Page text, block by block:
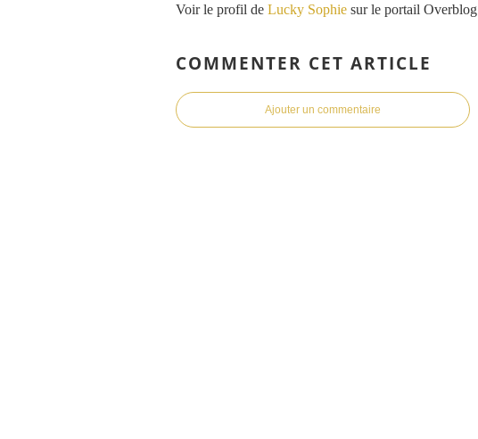
Voir le profil de Lucky Sophie sur le portail Overblog
COMMENTER CET ARTICLE
Ajouter un commentaire